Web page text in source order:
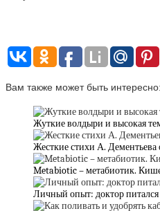
Вам также может быть интересно:
Жуткие волдыри и высокая
Жесткие стихи А. Дементьева
Metabiotic – метабиотик.
Личный опыт: доктор питался